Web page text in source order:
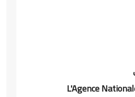
L'Agence